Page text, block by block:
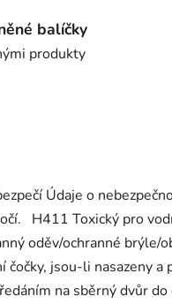
balíčky
produkty
Údaje o
H411 Toxický pro
oděv/ochranné brýle/
jsou-li nasazeny a
na sběrný dvůr